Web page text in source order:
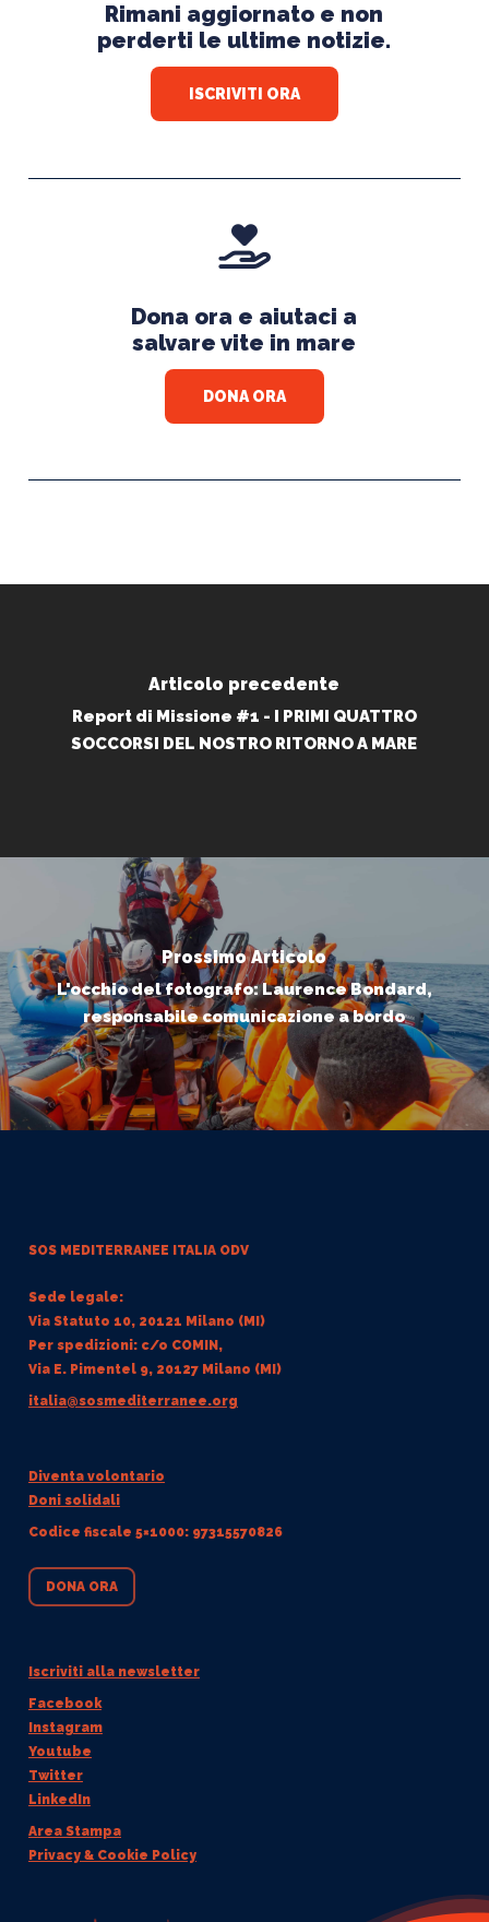
Rimani aggiornato e non
perderti le ultime notizie.
ISCRIVITI ORA
Dona ora e aiutaci a
salvare vite in mare
DONA ORA
Articolo precedente
Report di Missione #1 - I PRIMI QUATTRO
SOCCORSI DEL NOSTRO RITORNO A MARE
Prossimo Articolo
L'occhio del fotografo: Laurence Bondard,
responsabile comunicazione a bordo
SOS MEDITERRANEE ITALIA ODV
Sede legale:
Via Statuto 10, 20121 Milano (MI)
Per spedizioni: c/o COMIN,
Via E. Pimentel 9, 20127 Milano (MI)
italia@sosmediterranee.org
Diventa volontario
Doni solidali
Codice fiscale 5×1000: 97315570826
DONA ORA
Iscriviti alla newsletter
Facebook
Instagram
Youtube
Twitter
LinkedIn
Area Stampa
Privacy & Cookie Policy